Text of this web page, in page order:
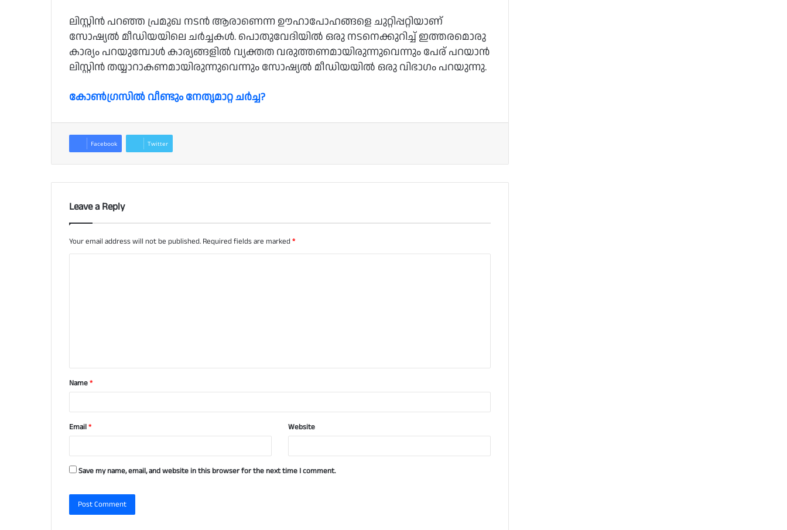
ലിസ്റ്റിന്‍ പറഞ്ഞ പ്രമുഖ നടന്‍ ആരാണെന്ന ഊഹാപോഹങ്ങളെ ചുറ്റിപ്പറ്റിയാണ്
സോഷ്യല്‍ മീഡിയയിലെ ചര്‍ച്ചകള്‍. പൊതുവേദിയില്‍ ഒരു നടനെക്കുറിച്ച് ഇത്തരമൊരു
കാര്യം പറയുമ്പോള്‍ കാര്യങ്ങളില്‍ വ്യക്തത വരുത്തണമായിരുന്നുവെന്നും പേര് പറയാന്‍
ലിസ്റ്റിന്‍ തയ്യാറാകണമായിരുന്നുവെന്നും സോഷ്യല്‍ മീഡിയയില്‍ ഒരു വിഭാഗം പറയുന്നു.
കോണ്‍ഗ്രസില്‍ വീണ്ടും നേതൃമാറ്റ ചര്‍ച്ച?
Facebook Twitter
Leave a Reply
Your email address will not be published. Required fields are marked*
t
*Name*
Email* Website
Save my name, email, and website in this browser for the next time I comment.